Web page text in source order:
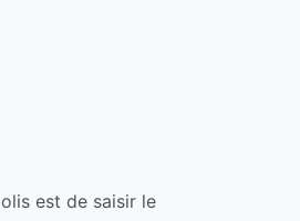
est de saisir le